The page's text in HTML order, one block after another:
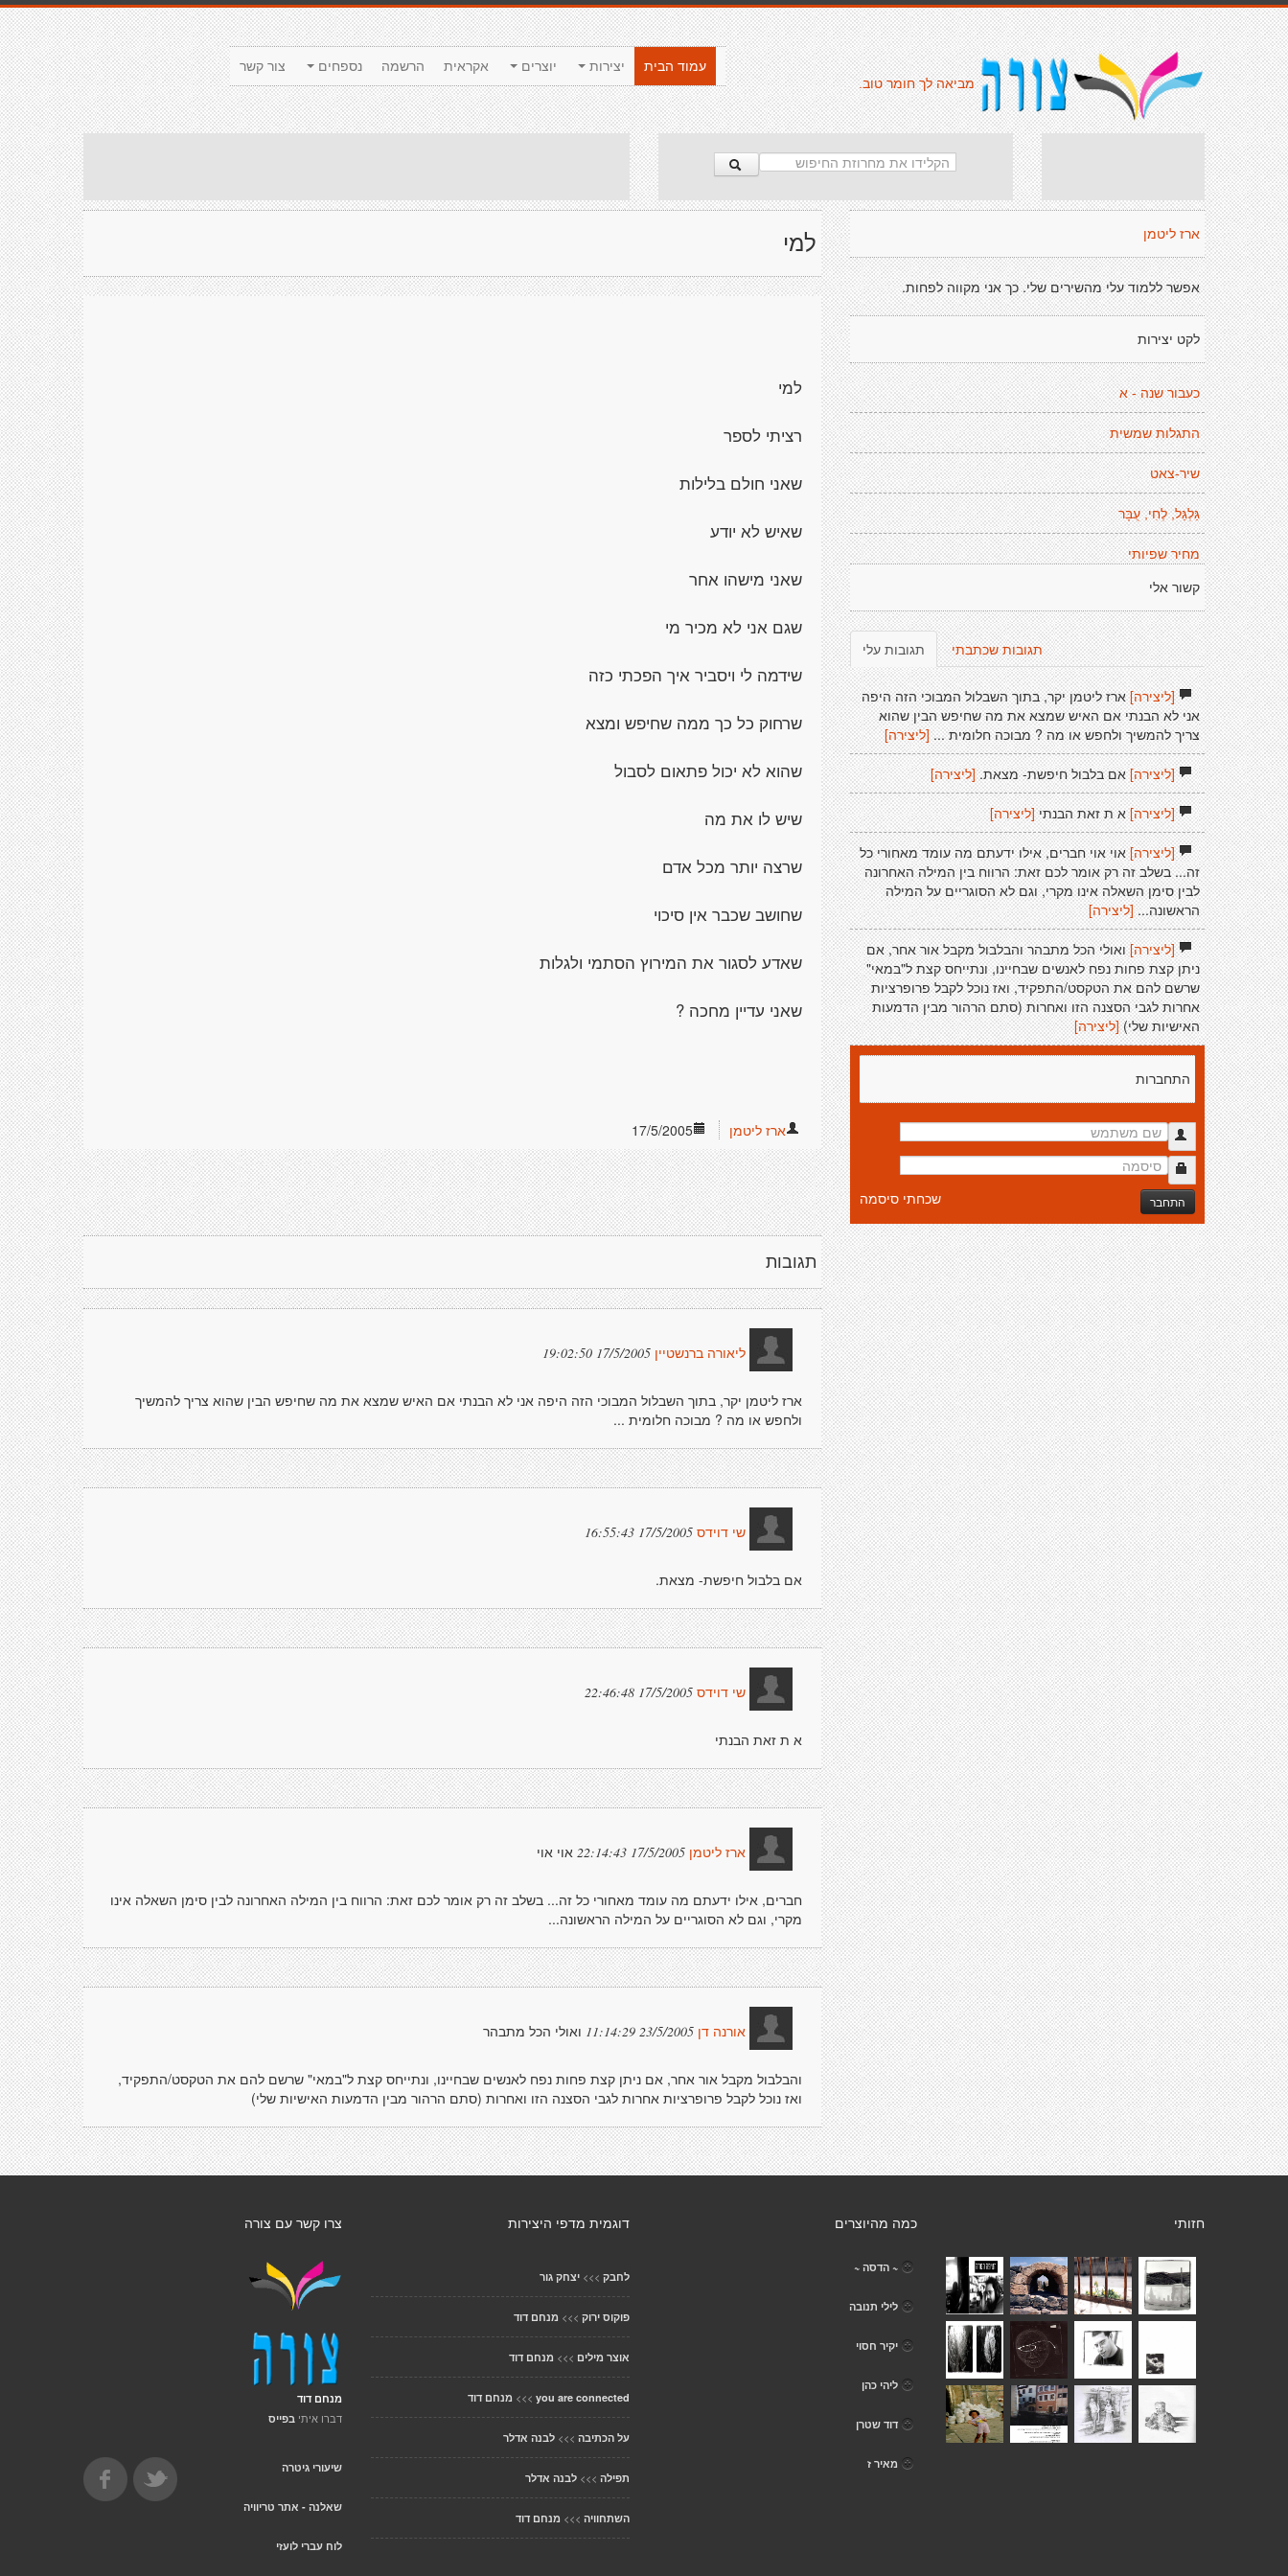
צור קשר נספחים הרשמה אקראית יוצרים יצירות
עמוד הבית
מביאה לך חומר טוב.
למי
למי
רציתי לספר
שאני חולם בלילות
שאיש לא יודע
שאני מישהו אחר
שגם אני לא מכיר מי
שידמה לי ויסביר איך הפכתי כזה
שרחוק כל כך ממה שחיפש ומצא
שהוא לא יכול פתאום לסבול
שיש לו את מה
שרצה יותר מכל אדם
שחושב שכבר אין סיכוי
שאדע לסגור את המירוץ הסתמי ולגלות
שאני עדיין מחכה ?
17/5/2005 ארז ליטמן
תגובות
ליאורה ברנשטיין 17/5/2005 19:02:50
ארז ליטמן יקר, בתוך השבלול המבוכי הזה היפה אני לא הבנתי אם האיש שמצא את מה שחיפש הבין שהוא צריך להמשיך
ולחפש או מה ? מבוכה חלומית ...
שי דוידס 17/5/2005 16:55:43
אם בלבול חיפשת- מצאת.
שי דוידס 17/5/2005 22:46:48
א ת זאת הבנתי
ארז ליטמן 17/5/2005 22:14:43 אוי אוי
חברים, אילו ידעתם מה עומד מאחורי כל זה... בשלב זה רק אומר לכם זאת: הרווח בין המילה האחרונה לבין סימן השאלה אינו
מקרי, וגם לא הסוגריים על המילה הראשונה...
אורנה דן 23/5/2005 11:14:29 ואולי הכל מתבהר
והבלבול מקבל אור אחר, אם ניתן קצת פחות נפח לאנשים שבחיינו, ונתייחס קצת ל"במאי" שרשם להם את הטקסט/התפקיד,
ואז נוכל לקבל פרופרציות אחרות לגבי הסצנה הזו ואחרות (סתם הרהור מבין הדמעות האישיות שלי)
ארז ליטמן
אפשר ללמוד עלי מהשירים שלי. כך אני מקווה לפחות.
לקט יצירות
כעבור שנה - א
התגלות שמשית
שיר-צאט
גַּלְגַּל, לֶחִי, עֻבָּר
מחיר שפיותי
קשור אלי
תגובות עלי תגובות שכתבתי
[ליצירה]ארז ליטמן יקר, בתוך השבלול המבוכי הזה היפה
אני לא הבנתי אם האיש שמצא את מה שחיפש הבין שהוא
צריך להמשיך ולחפש או מה ? מבוכה חלומית ...[ליצירה]
[ליצירה]אם בלבול חיפשת- מצאת. [ליצירה]
[ליצירה]א ת זאת הבנתי [ליצירה]
[ליצירה]אוי אוי חברים, אילו ידעתם מה עומד מאחורי כל
זה... בשלב זה רק אומר לכם זאת: הרווח בין המילה האחרונה
לבין סימן השאלה אינו מקרי, וגם לא הסוגריים על המילה
הראשונה...[ליצירה]
[ליצירה]ואולי הכל מתבהר והבלבול מקבל אור אחר, אם
ניתן קצת פחות נפח לאנשים שבחיינו, ונתייחס קצת ל"במאי"
שרשם להם את הטקסט/התפקיד, ואז נוכל לקבל פרופרציות
אחרות לגבי הסצנה הזו ואחרות (סתם הרהור מבין הדמעות
האישיות שלי) [ליצירה]
התחברות
התחבר שכחתי סיסמה
צרו קשר עם צורה
מנחם דוד
דברו איתי בפייס
שיעורי גיטרה
שאלנה - אתר טריוויה
לוח עברי לועזי
דוגמית מדפי היצירות
לחבק >>> יצחק גור
פוקוס ירוק >>> מנחם דוד
אוצר מילים >>> מנחם דוד
you are connected
>>> מנחם דוד
על הכתיבה >>> לבנה אדלר
תפילה >>> לבנה אדלר
השתחוויה >>> מנחם דוד
כמה מהיוצרים
~ הדסה ~
לילי תנובה
יקיר חסוי
ליהי כהן
דוד שטרן
מאיר ז
חזותי